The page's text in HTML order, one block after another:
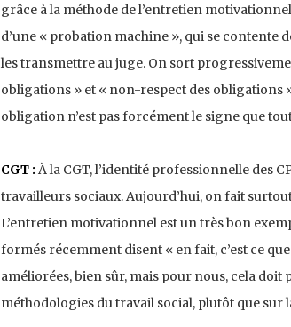
grâce à la méthode de l’entretien
d’une « probation machine », qui se contente
les transmettre au juge. On sort
obligations » et « non-respect des obligations
obligation n’est pas forcément le signe que
CGT : À la CGT, l’identité professionnelle des
travailleurs sociaux. Aujourd’hui, on fait
L’entretien motivationnel est un très bon
formés récemment disent « en fait, c’est ce
améliorées, bien sûr, mais pour nous, cela
méthodologies du travail social, plutôt que sur